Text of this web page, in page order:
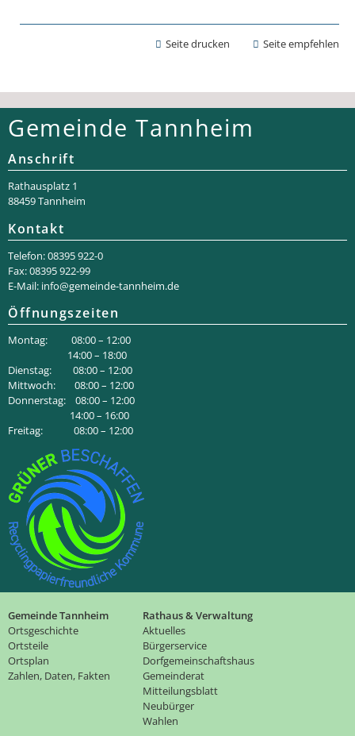
Seite drucken Seite empfehlen
Gemeinde Tannheim
Anschrift
Rathaus­platz 1
88459 Tannheim
Kontakt
Telefon: 08395 922-0
Fax: 08395 922-99
E-Mail: info@gemeinde-tannheim.de
Öffnungszeiten
Montag: 08:00 – 12:00
14:00 – 18:00
Dienstag: 08:00 – 12:00
Mittwoch: 08:00 – 12:00
Donnerstag: 08:00 – 12:00
14:00 – 16:00
Freitag: 08:00 – 12:00
Gemeinde Tannheim
Ortsgeschichte
Ortsteile
Ortsplan
Zahlen, Daten, Fakten
Rathaus & Verwaltung
Aktuelles
Bürgerservice
Dorfgemeinschaftshaus
Gemeinderat
Mitteilungsblatt
Neubürger
Wahlen